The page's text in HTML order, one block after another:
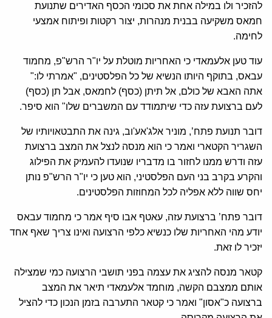
להזכיר ולו במילה אחת את סכומי הכסף האדירים שתנועת
חמאס משקיעה בבנית מנהרות, יצור רקטות ופיתוח אמצעי
לחימה.
עוד טען אלעמאדי כי האחריות מוטלת על יו"ר הרש"פ, מחמוד
עבאס, בתוקף היותו הנשיא של כל הפלסטינים, "אמרתי לו:"
אתה האבא של כולם, אל תיתן (כסף) לחמאס, אבל תן (כסף)
לעם ברצועת עזה כדי שיתמודד עם המשברים שלו" הוא סיפר.
דובר תנועת פתח’, מוניר אלג'אע'וב, גינה את התבטאויותיו של
השגריר הקטארי ואמר כי הוא מנסה לנצל את המצב ברצועת
עזה ודרש ממנו לחזור בו מדבריו שנועדו להעמיק את הפילוג
והקרע בקרב בני העם הפלסטיני, הוא טען כי יו"ר הרש"פ נותן
יחס שווה ללא אפליה לכל המחוזות הפלסטינים.
דובר פתח’ ברצועת עזה, עאטף אבו סיף אמר כי מחמוד עבאס
יודע מהי האחריות שלו כנשיא כלפי הרצועה ואינו צריך שאף אחד
יזכיר לו זאת.
קטאר מנסה להציג את עצמה בפני תושבי הרצועה כמי שמצילה
אותם ממצבם הקשה, מוחמד אלעמאדי תיאר את המצב
ברצועה כ"אסון" ואמר כי קטאר התערבה בזמן הנכון כדי להציל